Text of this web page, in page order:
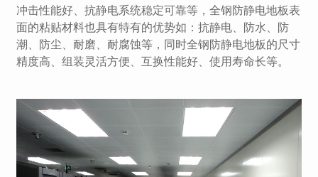
冲击性能好、抗静电系统稳定可靠等，全钢防静电地板表
面的粘贴材料也具有特有的优势如：抗静电、防水、防
潮、防尘、耐磨、耐腐蚀等，同时全钢防静电地板的尺寸
精度高、组装灵活方便、互换性能好、使用寿命长等。